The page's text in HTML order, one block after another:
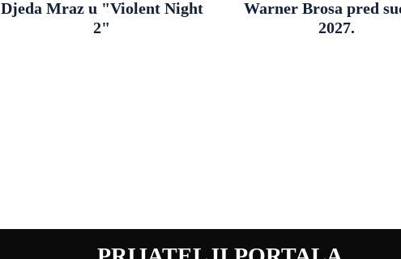
Djeda Mraz u "Violent Night
2"
Warner Brosa pred
2027.